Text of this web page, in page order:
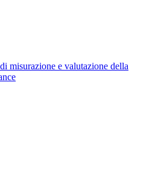
misurazione e valutazione della